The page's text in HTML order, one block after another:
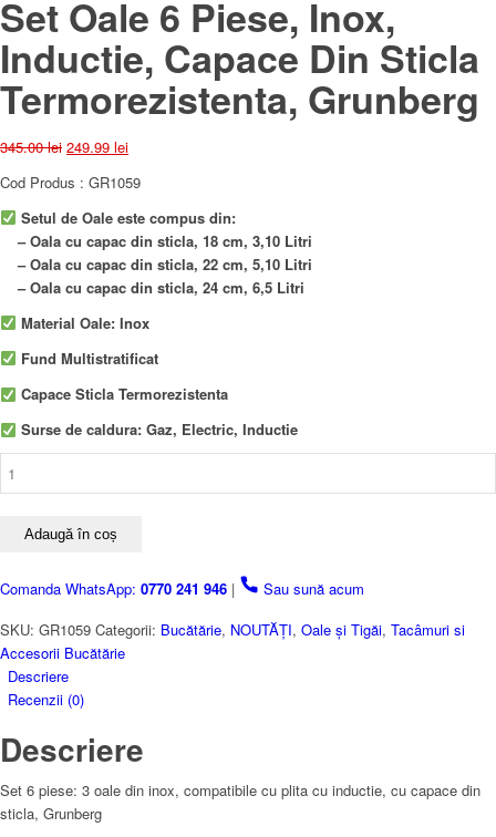
Set Oale 6 Piese, Inox,
Inductie, Capace Din Sticla
Termorezistenta, Grunberg
345.00lei Prețul
a
fost:
345.00 lei.
249.99 leiPrețul
este:
249.99 lei.
Cod Produs : GR1059
Setul de Oale este compus din:
– Oala cu capac din sticla, 18 cm, 3,10 Litri
– Oala cu capac din sticla, 22 cm, 5,10 Litri
– Oala cu capac din sticla, 24 cm, 6,5 Litri
Material Oale: Inox
Fund Multistratificat
Capace Sticla Termorezistenta
Surse de caldura: Gaz, Electric, Inductie
Inox,
Capace
Din
Sticla
Termorezistenta,
Adaugă în coș
Comanda WhatsApp: 0770 241 946 |
Sau sună acum
SKU: GR1059 Categorii: Bucătărie, NOUTĂȚI, Oale și Tigăi, Tacâmuri si
Accesorii Bucătărie
Descriere
Recenzii (0)
Descriere
Set 6 piese: 3 oale din inox, compatibile cu plita cu inductie, cu capace din
sticla, Grunberg